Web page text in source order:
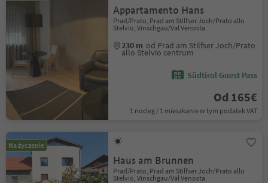
Appartamento Hans
Prad/Prato, Prad am Stilfser Joch/Prato allo
Stelvio, Vinschgau/Val Venosta
230 m od Prad am Stilfser Joch/Prato
allo Stelvio centrum
Südtirol Guest Pass
Od 165€
1 nocleg / 1 mieszkanie w tym podatek VAT
Na życzenie
Haus am Brunnen
Prad/Prato, Prad am Stilfser Joch/Prato allo
Stelvio, Vinschgau/Val Venosta